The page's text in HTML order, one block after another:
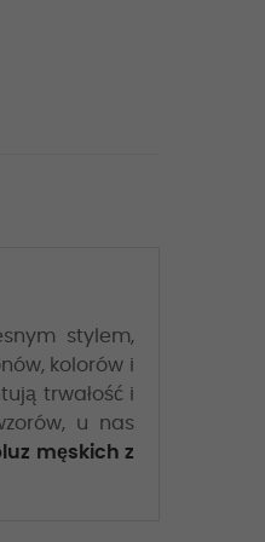
stylem,
kolorów i
trwałość i
u nas
męskich z